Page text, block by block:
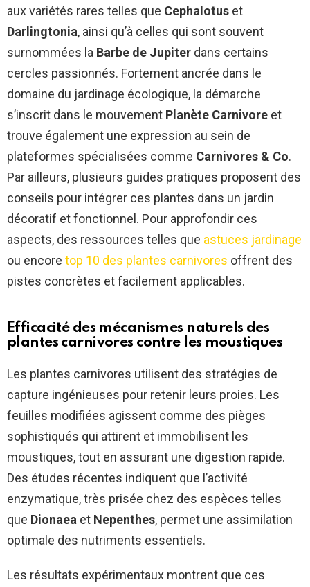
aux variétés rares telles que Cephalotus et
Darlingtonia, ainsi qu’à celles qui sont souvent
surnommées la Barbe de Jupiter dans certains
cercles passionnés. Fortement ancrée dans le
domaine du jardinage écologique, la démarche
s’inscrit dans le mouvement Planète Carnivore et
trouve également une expression au sein de
plateformes spécialisées comme Carnivores & Co.
Par ailleurs, plusieurs guides pratiques proposent des
conseils pour intégrer ces plantes dans un jardin
décoratif et fonctionnel. Pour approfondir ces
aspects, des ressources telles que astuces jardinage
ou encore top 10 des plantes carnivores offrent des
pistes concrètes et facilement applicables.
Efficacité des mécanismes naturels des
plantes carnivores contre les moustiques
Les plantes carnivores utilisent des stratégies de
capture ingénieuses pour retenir leurs proies. Les
feuilles modifiées agissent comme des pièges
sophistiqués qui attirent et immobilisent les
moustiques, tout en assurant une digestion rapide.
Des études récentes indiquent que l’activité
enzymatique, très prisée chez des espèces telles
que Dionaea et Nepenthes, permet une assimilation
optimale des nutriments essentiels.
Les résultats expérimentaux montrent que ces